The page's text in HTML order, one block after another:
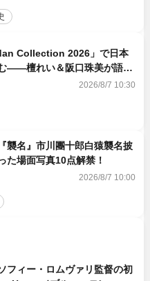
Collection 2026」で日本
――檀れい＆阪口珠美が語る
新たな魅力
2026/8/7 10:30
襲名』市川團十郎白猿襲名披
た場面写真10点解禁！
2026/8/7 10:00
フィー・ロムヴァリ監督の初